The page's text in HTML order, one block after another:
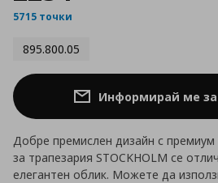
5715 точки
895.800.05
Информирай ме за
Добре премислен дизайн с премиум
за трапезария STOCKHOLM се
елегантен облик. Можете да